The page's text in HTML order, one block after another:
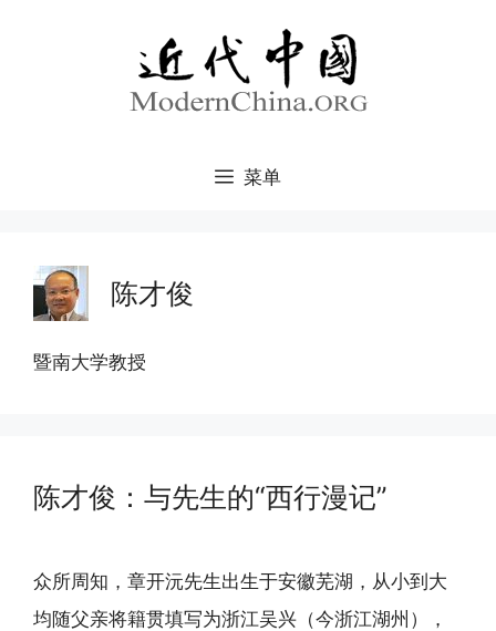
菜单
陈才俊
暨南大学教授
陈才俊：与先生的“西行漫记”
众所周知，章开沅先生出生于安徽芜湖，从小到大
均随父亲将籍贯填写为浙江吴兴（今浙江湖州），